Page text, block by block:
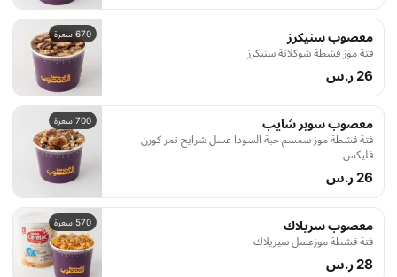
670 سعرة معصوب سنيكرز
فتة موز قشطة شوكلاتة سنيكرز
26 ر.س
700 سعرة معصوب سوبر شايب
فتة قشطة موز سمسم حبة السودا عسل شرايح تمر كورن
فليكس
26 ر.س
570 سعرة معصوب سريلاك
فتة قشطة موزعسل سيريلاك
28 ر.س